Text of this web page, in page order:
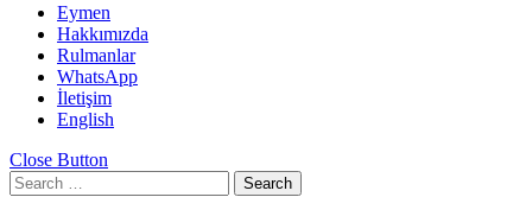
Eymen
Hakkımızda
Rulmanlar
WhatsApp
İletişim
English
Close Button
Search